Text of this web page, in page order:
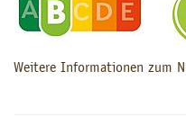
Weitere Informationen zum